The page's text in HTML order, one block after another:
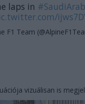
laps in
F1 Team
vizuálisan is